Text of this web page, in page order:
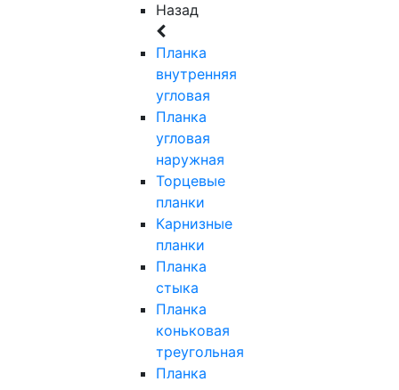
Назад
Планка
внутренняя
угловая
Планка
угловая
наружная
Торцевые
планки
Карнизные
планки
Планка
стыка
Планка
коньковая
треугольная
Планка